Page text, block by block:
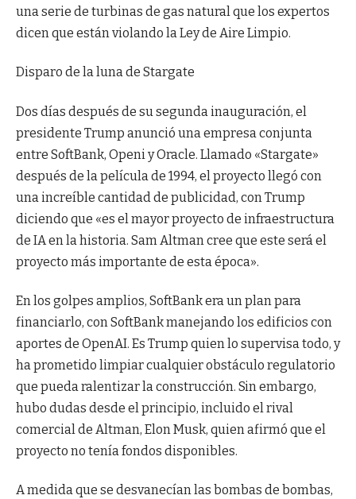
una serie de turbinas de gas natural que los expertos
dicen que están violando la Ley de Aire Limpio.
Disparo de la luna de Stargate
Dos días después de su segunda inauguración, el
presidente Trump anunció una empresa conjunta
entre SoftBank, Openi y Oracle. Llamado «Stargate»
después de la película de 1994, el proyecto llegó con
una increíble cantidad de publicidad, con Trump
diciendo que «es el mayor proyecto de infraestructura
de IA en la historia. Sam Altman cree que este será el
proyecto más importante de esta época».
En los golpes amplios, SoftBank era un plan para
financiarlo, con SoftBank manejando los edificios con
aportes de OpenAI. Es Trump quien lo supervisa todo, y
ha prometido limpiar cualquier obstáculo regulatorio
que pueda ralentizar la construcción. Sin embargo,
hubo dudas desde el principio, incluido el rival
comercial de Altman, Elon Musk, quien afirmó que el
proyecto no tenía fondos disponibles.
A medida que se desvanecían las bombas de bombas,